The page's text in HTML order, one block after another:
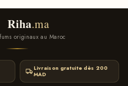
Riha.ma
originaux au Maroc
Livraison gratuite dès 200
MAD